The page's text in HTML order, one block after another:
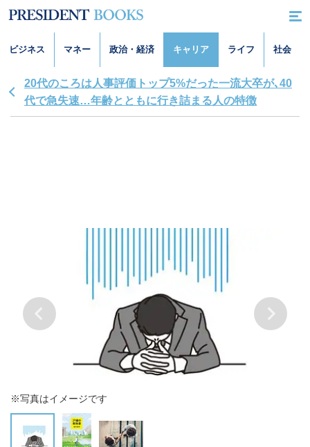
ビジネス マネー 政治・経済 キャリア ライフ 社会
20代のころは人事評価トップ5%だった一流大卒が､40
代で急失速…年齢とともに行き詰まる人の特徴
※写真はイメージです